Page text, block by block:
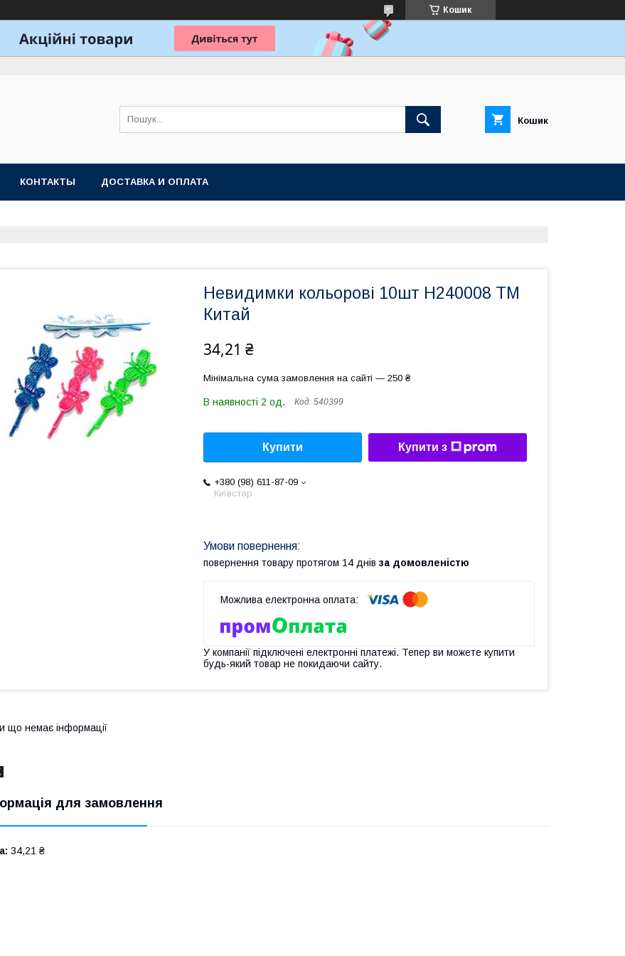
Кошик
Кошик
КОНТАКТЫ ДОСТАВКА И ОПЛАТА
Невидимки кольорові 10шт Н240008 ТМ
Китай
34,21 ₴
Мінімальна сума замовлення на сайті — 250 ₴
В наявності 2 од. Код: 540399
Купити Купити з
+380 (98) 611-87-09
Київстар
повернення товару протягом 14 днів за домовленістю
У компанії підключені електронні платежі. Тепер ви можете купити
будь-який товар не покидаючи сайту.
що немає інформації
для замовлення
34,21 ₴